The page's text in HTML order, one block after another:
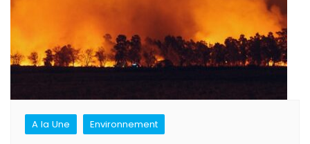
A la Une Environnement